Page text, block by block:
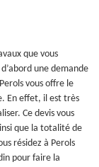
que vous
une demande
vous offre le
En effet, il est très
Ce devis vous
que la totalité de
résidez à Perols
pour faire la